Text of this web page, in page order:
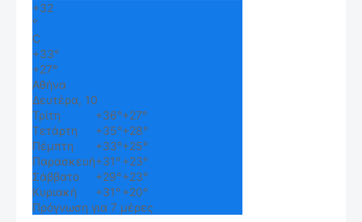
+32
°
C
+33°
+27°
Αθήνα
Δευτέρα, 10
Τρίτη
+36°+27°
Τετάρτη
+35°+28°
Πέμπτη
+33°+25°
Παρασκευή+31°+23°
Σάββατο
+29°+23°
Κυριακή
+31°+20°
Πρόγνωση για 7 μέρες